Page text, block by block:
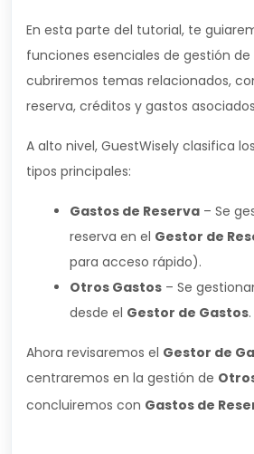
En esta parte del tutorial, te
funciones esenciales de gestión
cubriremos temas relacionados,
reserva, créditos y gastos
A alto nivel, GuestWisely clasifica
tipos principales:
Gastos de Reserva – Se
reserva en el Gestor de
para acceso rápido).
Otros Gastos – Se
desde el Gestor de Gastos.
Ahora revisaremos el Gestor de
centraremos en la gestión de
concluiremos con Gastos de